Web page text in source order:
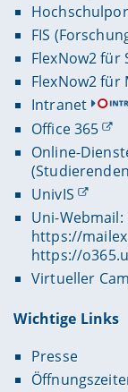
FIS
FlexNow2 für
FlexNow2
Intranet
Office 365
Online-
UnivIS
Uni-Webmail:
https://
https://
Virtueller
Wichtige Links
Presse